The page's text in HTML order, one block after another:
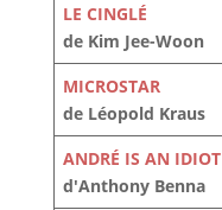
LE CINGLÉ
de Kim Jee-Woon
MICROSTAR
de Léopold Kraus
ANDRÉ IS AN IDIOT
d'Anthony Benna